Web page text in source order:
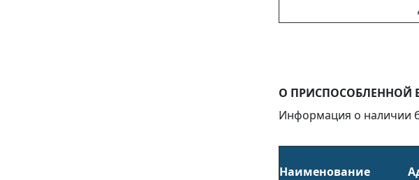
О ПРИСПОСОБЛЕННОЙ
Информация о наличии
Наименование